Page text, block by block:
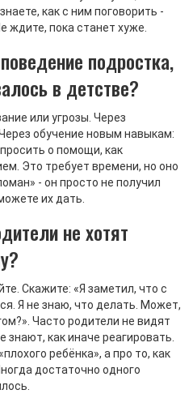
как с ним поговорить -
ждите, пока станет хуже.
подростка,
в детстве?
или угрозы. Через
обучение новым навыкам:
просить о помощи, как
Это требует времени, но оно
- он просто не получил
их дать.
не хотят
Скажите: «Я заметил, что с
Я не знаю, что делать. Может,
Часто родители не видят
как иначе реагировать.
ребёнка», а про то, как
достаточно одного